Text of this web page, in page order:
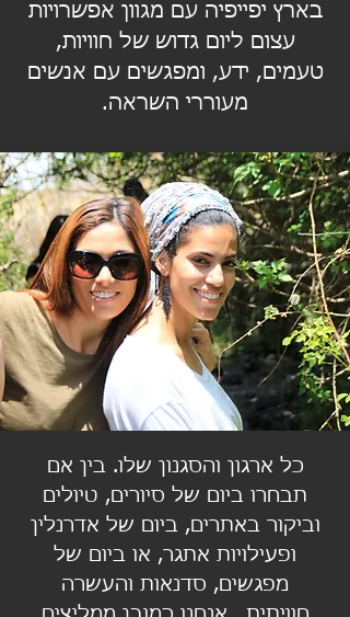
בארץ יפייפיה עם מגוון אפשרויות
עצום ליום גדוש של חוויות,
טעמים, ידע, ומפגשים עם אנשים
מעוררי השראה.
כל ארגון והסגנון שלו. בין אם
תבחרו ביום של סיורים, טיולים
וביקור באתרים, ביום של אדרנלין
ופעילויות אתגר, או ביום של
מפגשים, סדנאות והעשרה